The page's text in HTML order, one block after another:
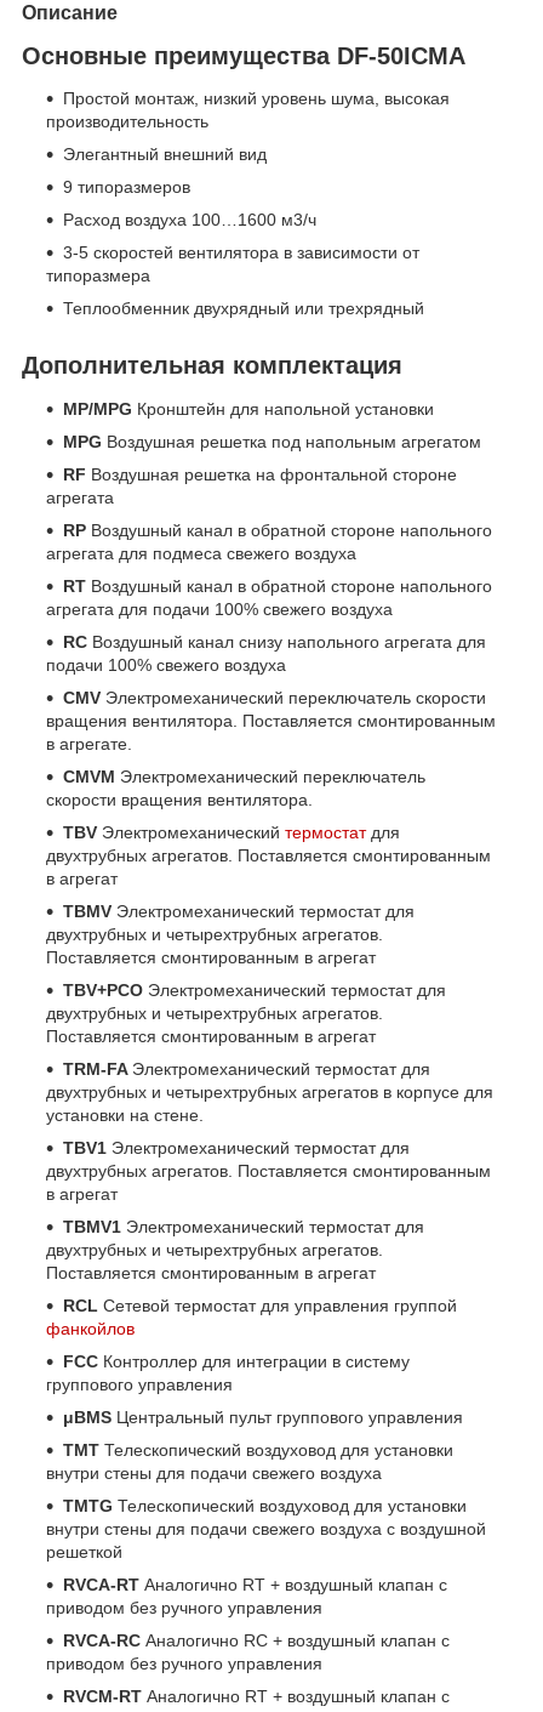
Описание
Основные преимущества DF-50ICMA
Простой монтаж, низкий уровень шума, высокая
производительность
Элегантный внешний вид
9 типоразмеров
Расход воздуха 100…1600 м3/ч
3-5 скоростей вентилятора в зависимости от
типоразмера
Теплообменник двухрядный или трехрядный
Дополнительная комплектация
MP/MPG Кронштейн для напольной установки
MPG Воздушная решетка под напольным агрегатом
RF Воздушная решетка на фронтальной стороне
агрегата
RP Воздушный канал в обратной стороне напольного
агрегата для подмеса свежего воздуха
RT Воздушный канал в обратной стороне напольного
агрегата для подачи 100% свежего воздуха
RC Воздушный канал снизу напольного агрегата для
подачи 100% свежего воздуха
CMV Электромеханический переключатель скорости
вращения вентилятора. Поставляется смонтированным
в агрегате.
CMVM Электромеханический переключатель
скорости вращения вентилятора.
TBV Электромеханический термостатдля
двухтрубных агрегатов. Поставляется смонтированным
в агрегат
TBMV Электромеханический термостат для
двухтрубных и четырехтрубных агрегатов.
Поставляется смонтированным в агрегат
TBV+PCO Электромеханический термостат для
двухтрубных и четырехтрубных агрегатов.
Поставляется смонтированным в агрегат
TRM-FA Электромеханический термостат для
двухтрубных и четырехтрубных агрегатов в корпусе для
установки на стене.
TBV1 Электромеханический термостат для
двухтрубных агрегатов. Поставляется смонтированным
в агрегат
TBMV1 Электромеханический термостат для
двухтрубных и четырехтрубных агрегатов.
Поставляется смонтированным в агрегат
RCL Сетевой термостат для управления группой
фанкойлов
FCC Контроллер для интеграции в систему
группового управления
μBMS Центральный пульт группового управления
TMT Телескопический воздуховод для установки
внутри стены для подачи свежего воздуха
TMTG Телескопический воздуховод для установки
внутри стены для подачи свежего воздуха с воздушной
решеткой
RVCA-RT Аналогично RT + воздушный клапан с
приводом без ручного управления
RVCA-RC Аналогично RC + воздушный клапан с
приводом без ручного управления
RVCM-RT Аналогично RT + воздушный клапан с